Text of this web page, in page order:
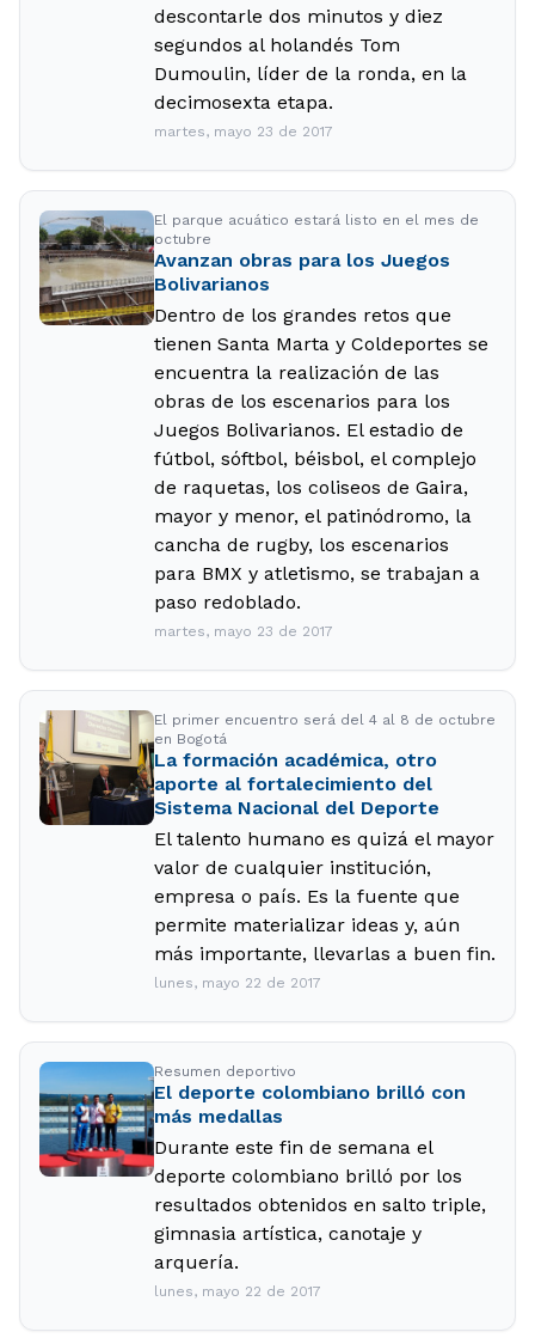
descontarle dos minutos y diez
segundos al holandés Tom
Dumoulin, líder de la ronda, en la
decimosexta etapa.
martes, mayo 23 de 2017
El parque acuático estará listo en el mes de
octubre
Avanzan obras para los Juegos
Bolivarianos
Dentro de los grandes retos que
tienen Santa Marta y Coldeportes se
encuentra la realización de las
obras de los escenarios para los
Juegos Bolivarianos. El estadio de
fútbol, sóftbol, béisbol, el complejo
de raquetas, los coliseos de Gaira,
mayor y menor, el patinódromo, la
cancha de rugby, los escenarios
para BMX y atletismo, se trabajan a
paso redoblado.
martes, mayo 23 de 2017
El primer encuentro será del 4 al 8 de octubre
en Bogotá
La formación académica, otro
aporte al fortalecimiento del
Sistema Nacional del Deporte
El talento humano es quizá el mayor
valor de cualquier institución,
empresa o país. Es la fuente que
permite materializar ideas y, aún
más importante, llevarlas a buen fin.
lunes, mayo 22 de 2017
Resumen deportivo
El deporte colombiano brilló con
más medallas
Durante este fin de semana el
deporte colombiano brilló por los
resultados obtenidos en salto triple,
gimnasia artística, canotaje y
arquería.
lunes, mayo 22 de 2017